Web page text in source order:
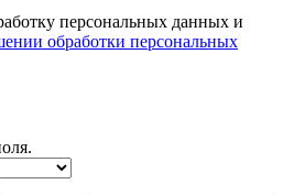
персональных данных и
обработки персональных